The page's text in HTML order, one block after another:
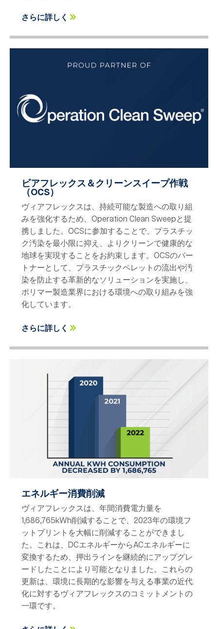
さらに詳しく
ビアフレックス＆クリーンスイープ作戦
（OCS）
ヴィアフレックスは、持続可能な製造への取り組
みを強化するため、Operation Clean Sweepと提
携しました。OCSに参加することで、プラスチッ
ク汚染を最小限に抑え、よりクリーンで健康的な
地球を実現することをお約束します。OCSのパー
トナーとして、プラスチックペレットの流出や汚
染を防止する革新的なソリューションを実施し、
ポリマー製造業界における環境への取り組みを強
化しています。
さらに詳しく
エネルギー消費削減
ヴィアフレックスは、年間消費電力量を
1,686,765kWh削減することで、2023年の環境フ
ットプリントを大幅に削減することができまし
た。これは、DCエネルギーからACエネルギーに
変換するため、押出ラインを継続的にアップグレ
ードしたことにより可能となりました。これらの
更新は、環境に長期的な影響を与える事業の近代
化に対するヴィアフレックスのコミットメントの
一環です。